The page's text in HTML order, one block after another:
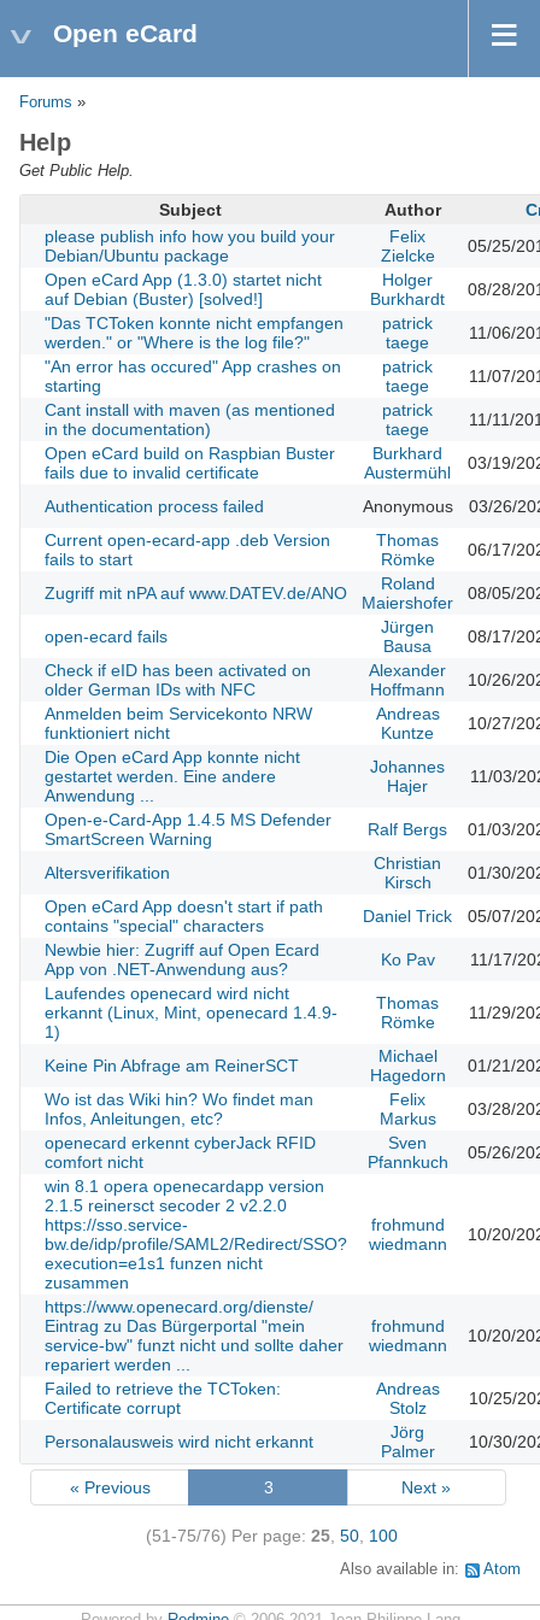
Open eCard
Forums »
Help
Get Public Help.
Subject Author
please publish info how you build your
Debian/Ubuntu package
Felix
Zielcke
05/25/
Open eCard App (1.3.0) startet nicht
auf Debian (Buster) [solved!]
Holger
Burkhardt
08/28/
"Das TCToken konnte nicht empfangen
werden." or "Where is the log file?"
patrick
taege
11/06/
"An error has occured" App crashes on
starting
patrick
taege
11/07/
Cant install with maven (as mentioned
in the documentation)
patrick
taege
11/11/
Open eCard build on Raspbian Buster
fails due to invalid certificate
Burkhard
Austermühl
03/19/
Authentication process failed Anonymous
03/26/
Current open-ecard-app .deb Version
fails to start
Thomas
Römke
06/17/
Zugriff mit nPA auf www.DATEV.de/ANO
Roland
Maiershofer
08/05/
open-ecard fails
Jürgen
Bausa
08/17/
Check if eID has been activated on
older German IDs with NFC
Alexander
Hoffmann
10/26/
Anmelden beim Servicekonto NRW
funktioniert nicht
Andreas
Kuntze
10/27/
Die Open eCard App konnte nicht
gestartet werden. Eine andere
Anwendung ...
Johannes
Hajer
11/03/
Open-e-Card-App 1.4.5 MS Defender
SmartScreen Warning
Ralf Bergs 01/03/
Altersverifikation
Christian
Kirsch
01/30/
Open eCard App doesn't start if path
contains "special" characters
Daniel Trick
05/07/
Newbie hier: Zugriff auf Open Ecard
App von .NET-Anwendung aus?
Ko Pav
11/17/
Laufendes openecard wird nicht
erkannt (Linux, Mint, openecard 1.4.9-
1)
Thomas
Römke
11/29/
Keine Pin Abfrage am ReinerSCT
Michael
Hagedorn
01/21/
Wo ist das Wiki hin? Wo findet man
Infos, Anleitungen, etc?
Felix
Markus
03/28/
openecard erkennt cyberJack RFID
comfort nicht
Sven
Pfannkuch
05/26/
win 8.1 opera openecardapp version
2.1.5 reinersct secoder 2 v2.2.0
https://sso.service-
bw.de/idp/profile/SAML2/Redirect/SSO?
execution=e1s1 funzen nicht
zusammen
frohmund
wiedmann
10/20/
https://www.openecard.org/dienste/
Eintrag zu Das Bürgerportal "mein
service-bw" funzt nicht und sollte daher
repariert werden ...
frohmund
wiedmann
10/20/
Failed to retrieve the TCToken:
Certificate corrupt
Andreas
Stolz
10/25/
Personalausweis wird nicht erkannt
Jörg
Palmer
10/30/
« Previous 3 Next »
(51-75/76) Per page: 25, 50, 100
Also available in: Atom